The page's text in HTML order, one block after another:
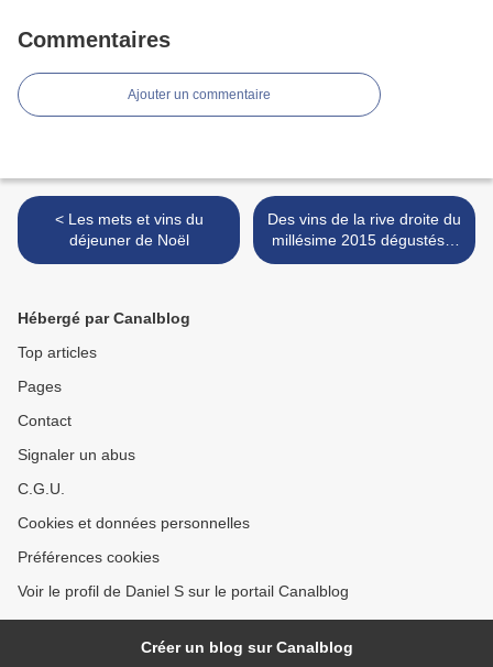
Commentaires
Ajouter un commentaire
< Les mets et vins du
déjeuner de Noël
Des vins de la rive droite du
millésime 2015 dégustés à
l'aveugle : première partie >
Hébergé par Canalblog
Top articles
Pages
Contact
Signaler un abus
C.G.U.
Cookies et données personnelles
Préférences cookies
Voir le profil de Daniel S sur le portail Canalblog
Créer un blog sur Canalblog